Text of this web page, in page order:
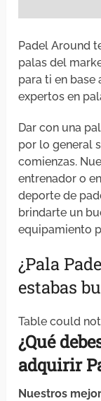
Padel Around
palas del
para ti en base
expertos en
Dar con una
por lo general
comienzas.
entrenador o
deporte de
brindarte un
equipamiento
¿Pala
estabas
Table could
¿Qué
adquirir
Nuestros